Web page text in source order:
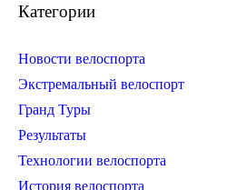
Категории
Новости велоспорта
Экстремальный велоспорт
Гранд Туры
Результаты
Технологии велоспорта
История велоспорта